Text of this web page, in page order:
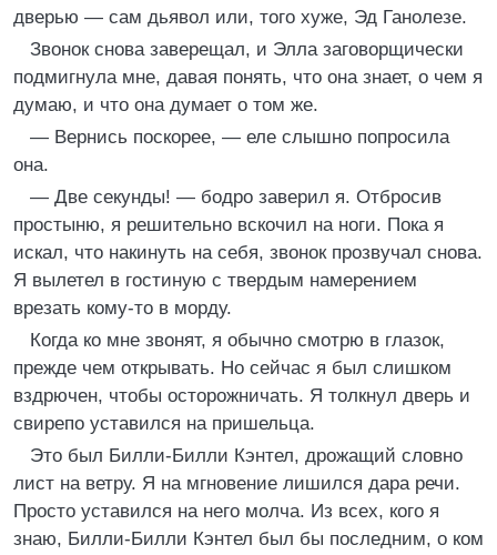
дверью — сам дьявол или, того хуже, Эд Ганолезе.
Звонок снова заверещал, и Элла заговорщически
подмигнула мне, давая понять, что она знает, о чем я
думаю, и что она думает о том же.
— Вернись поскорее, — еле слышно попросила
она.
— Две секунды! — бодро заверил я. Отбросив
простыню, я решительно вскочил на ноги. Пока я
искал, что накинуть на себя, звонок прозвучал снова.
Я вылетел в гостиную с твердым намерением
врезать кому-то в морду.
Когда ко мне звонят, я обычно смотрю в глазок,
прежде чем открывать. Но сейчас я был слишком
вздрючен, чтобы осторожничать. Я толкнул дверь и
свирепо уставился на пришельца.
Это был Билли-Билли Кэнтел, дрожащий словно
лист на ветру. Я на мгновение лишился дара речи.
Просто уставился на него молча. Из всех, кого я
знаю, Билли-Билли Кэнтел был бы последним, о ком